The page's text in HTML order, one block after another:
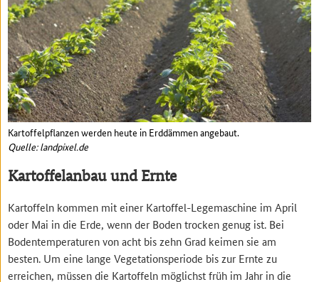
Kartoffelpflanzen werden heute in Erddämmen angebaut.
Quelle: landpixel.de
Kartoffelanbau und Ernte
Kartoffeln kommen mit einer Kartoffel-Legemaschine im April
oder Mai in die Erde, wenn der Boden trocken genug ist. Bei
Bodentemperaturen von acht bis zehn Grad keimen sie am
besten. Um eine lange Vegetationsperiode bis zur Ernte zu
erreichen, müssen die Kartoffeln möglichst früh im Jahr in die